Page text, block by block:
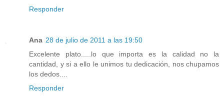
Responder
Ana 28 de julio de 2011 a las 19:50
Excelente plato.....lo que importa es la calidad no la
cantidad, y si a ello le unimos tu dedicación, nos chupamos
los dedos....
Responder